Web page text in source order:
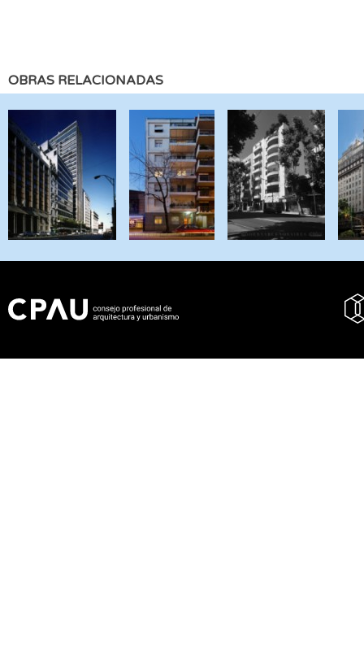
OBRAS RELACIONADAS